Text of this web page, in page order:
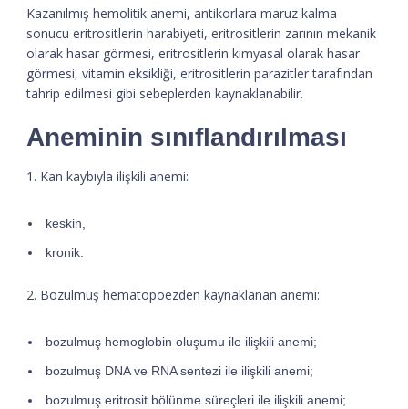
Kazanılmış hemolitik anemi, antikorlara maruz kalma
sonucu eritrositlerin harabiyeti, eritrositlerin zarının mekanik
olarak hasar görmesi, eritrositlerin kimyasal olarak hasar
görmesi, vitamin eksikliği, eritrositlerin parazitler tarafından
tahrip edilmesi gibi sebeplerden kaynaklanabilir.
Aneminin sınıflandırılması
1. Kan kaybıyla ilişkili anemi:
keskin,
kronik.
2. Bozulmuş hematopoezden kaynaklanan anemi:
bozulmuş hemoglobin oluşumu ile ilişkili anemi;
bozulmuş DNA ve RNA sentezi ile ilişkili anemi;
bozulmuş eritrosit bölünme süreçleri ile ilişkili anemi;